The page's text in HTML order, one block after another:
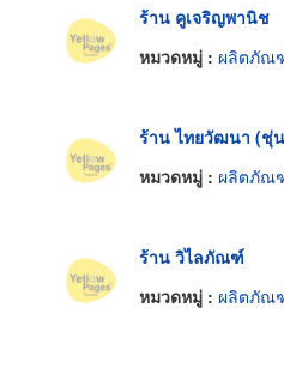
ร้าน คูเจริญพานิช
หมวดหมู่ : ผลิตภัณ
ร้าน ไทยวัฒนา (ชุ่
หมวดหมู่ : ผลิตภัณ
ร้าน วิไลภัณฑ์
หมวดหมู่ : ผลิตภัณ